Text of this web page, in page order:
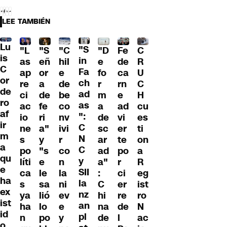
LEE TAMBIÉN
Lu
is
C
or
de
ro
af
ir
m
a
qu
e
ha
ex
ist
id
"L
as
ap
re
ci
ac
io
ne
s
po
líti
ca
s
ya
ha
n
"S
eñ
or
a
de
fe
ri
a"
y
"s
e
le
sa
lió
lo
po
"C
hil
e
de
be
co
nv
ivi
r
co
n
la
ni
ev
e
y
"S
in
Fa
ch
ad
as
":
C
N
C
y
SII
la
nz
an
pl
"D
e
fo
r
m
a
de
sc
ar
ad
a"
:
C
hi
na
de
Fe
de
ca
rn
e
ad
vi
er
te
po
r
ci
er
re
de
l
C
R
U
C
H
cu
es
ti
on
a
R
eg
ist
ro
N
ac